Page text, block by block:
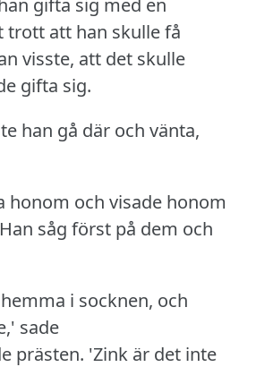
trott att han skulle få
visste, att det skulle
gifta sig.
han gå där och vänta,
honom och visade honom
Han såg först på dem och
i socknen, och
sade
prästen. 'Zink är det inte